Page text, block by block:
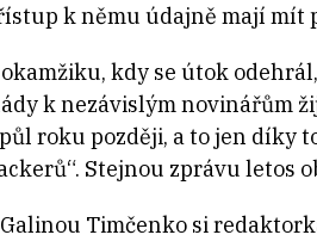
k němu údajně mají mít
kdy se útok
k nezávislým novinářům
roku později, a to jen díky
Stejnou zprávu letos
Galinou Timčenko si